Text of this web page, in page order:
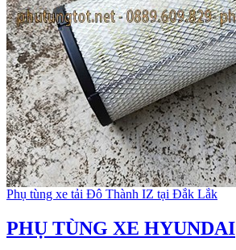
Phụ tùng xe tải Đô Thành IZ tại Đắk Lắk
PHỤ TÙNG XE HYUNDAI